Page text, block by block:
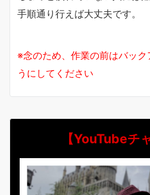
手順通り行えば大丈夫です。
※念のため、作業の前はバック
うにしてください
【YouTubeチ